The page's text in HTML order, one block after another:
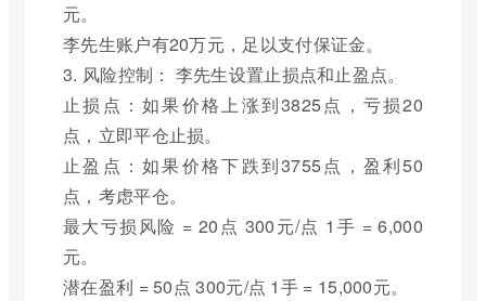
元。
李先生账户有20万元，足以支付保证金。
3. 风险控制： 李先生设置止损点和止盈点。
止损点：如果价格上涨到3825点，亏损20
点，立即平仓止损。
止盈点：如果价格下跌到3755点，盈利50
点，考虑平仓。
最大亏损风险 = 20点 300元/点 1手 = 6,000
元。
潜在盈利 = 50点 300元/点 1手 = 15,000元。